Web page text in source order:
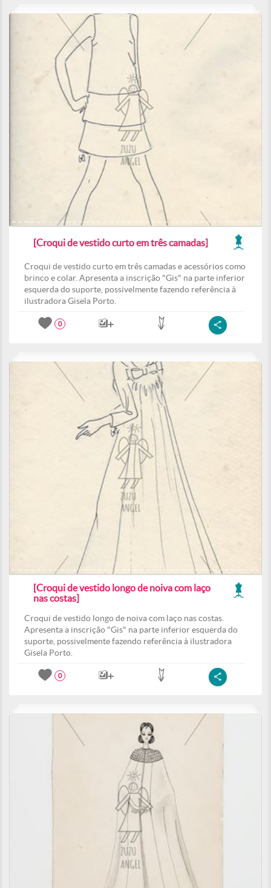
[Croqui de vestido curto em três camadas]
Croqui de vestido curto em três camadas e acessórios como
brinco e colar. Apresenta a inscrição "Gis" na parte inferior
esquerda do suporte, possivelmente fazendo referência à
ilustradora Gisela Porto.
0
[Croqui de vestido longo de noiva com laço
nas costas]
Croqui de vestido longo de noiva com laço nas costas.
Apresenta a inscrição "Gis" na parte inferior esquerda do
suporte, possivelmente fazendo referência à ilustradora
Gisela Porto.
0